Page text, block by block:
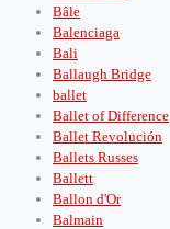
Bâle
Balenciaga
Bali
Ballaugh Bridge
ballet
Ballet of Difference
Ballet Revolución
Ballets Russes
Ballett
Ballon d'Or
Balmain